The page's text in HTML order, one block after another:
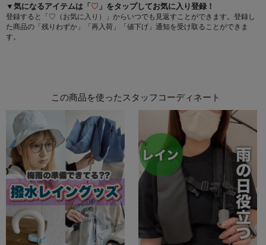
▼気になるアイテムは「♡ 」をタップしてお気に入り登録！
登録すると「♡（お気に入り）」からいつでも見返すことができます。登録し
た商品の「残りわずか」「再入荷」「値下げ」通知を受け取ることができま
す。
この商品を使ったスタッフコーディネート